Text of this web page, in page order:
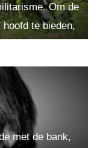
Om de
te bieden,
met de bank,